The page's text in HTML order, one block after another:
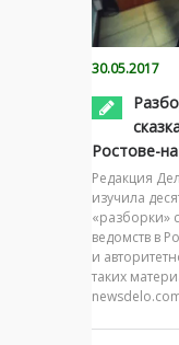
30.05.2017
Ростове-
Редакция
изучила
«разборки»
ведомств в
и
таких